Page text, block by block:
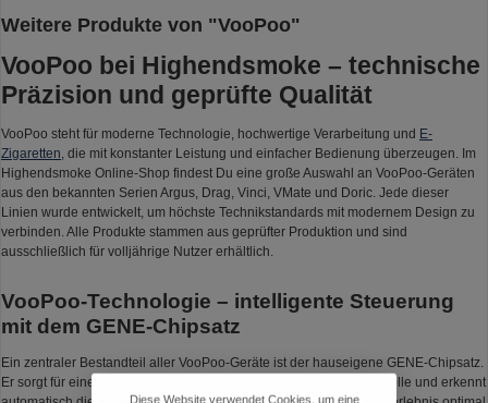
Weitere Produkte von "VooPoo"
VooPoo bei Highendsmoke – technische
Präzision und geprüfte Qualität
VooPoo steht für moderne Technologie, hochwertige Verarbeitung und E-
Zigaretten , die mit konstanter Leistung und einfacher Bedienung überzeugen. Im
Highendsmoke Online-Shop findest Du eine große Auswahl an VooPoo-Geräten
aus den bekannten Serien Argus, Drag, Vinci, VMate und Doric. Jede dieser
Linien wurde entwickelt, um höchste Technikstandards mit modernem Design zu
verbinden. Alle Produkte stammen aus geprüfter Produktion und sind
ausschließlich für volljährige Nutzer erhältlich.
VooPoo-Technologie – intelligente Steuerung
mit dem GENE-Chipsatz
Ein zentraler Bestandteil aller VooPoo-Geräte ist der hauseigene GENE-Chipsatz.
Er sorgt für eine stabile Leistungsabgabe, exakte Temperaturkontrolle und erkennt
Diese Website verwendet Cookies, um eine